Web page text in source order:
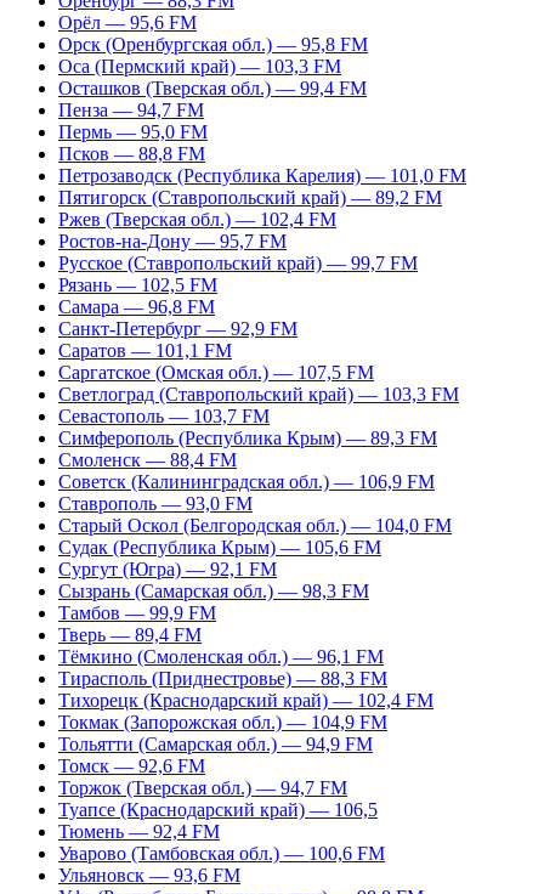
Орёл — 95,6 FM
Орск (Оренбургская обл.) — 95,8 FM
Оса (Пермский край) — 103,3 FM
Осташков (Тверская обл.) — 99,4 FM
Пенза — 94,7 FM
Пермь — 95,0 FM
Псков — 88,8 FM
Петрозаводск (Республика Карелия) — 101,0 FM
Пятигорск (Ставропольский край) — 89,2 FM
Ржев (Тверская обл.) — 102,4 FM
Ростов-на-Дону — 95,7 FM
Русское (Ставропольский край) — 99,7 FM
Рязань — 102,5 FM
Самара — 96,8 FM
Санкт-Петербург — 92,9 FM
Саратов — 101,1 FM
Саргатское (Омская обл.) — 107,5 FM
Светлоград (Ставропольский край) — 103,3 FM
Севастополь — 103,7 FM
Симферополь (Республика Крым) — 89,3 FM
Смоленск — 88,4 FM
Советск (Калининградская обл.) — 106,9 FM
Ставрополь — 93,0 FM
Старый Оскол (Белгородская обл.) — 104,0 FM
Судак (Республика Крым) — 105,6 FM
Сургут (Югра) — 92,1 FM
Сызрань (Самарская обл.) — 98,3 FM
Тамбов — 99,9 FM
Тверь — 89,4 FM
Тёмкино (Смоленская обл.) — 96,1 FM
Тирасполь (Приднестровье) — 88,3 FM
Тихорецк (Краснодарский край) — 102,4 FM
Токмак (Запорожская обл.) — 104,9 FM
Тольятти (Самарская обл.) — 94,9 FM
Томск — 92,6 FM
Торжок (Тверская обл.) — 94,7 FM
Туапсе (Краснодарский край) — 106,5
Тюмень — 92,4 FM
Уварово (Тамбовская обл.) — 100,6 FM
Ульяновск — 93,6 FM